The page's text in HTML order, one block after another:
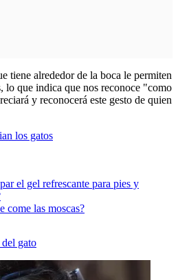
tiene alrededor de la boca le permiten
lo que indica que nos reconoce "como
y reconocerá este gesto de quien
los gatos
el gel refrescante para pies y
come las moscas?
gato